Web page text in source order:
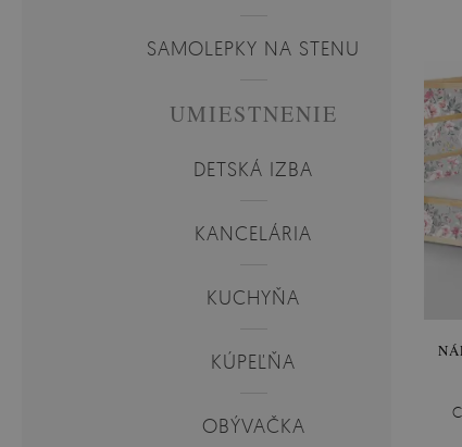
SAMOLEPKY NA STENU
UMIESTNENIE
DETSKÁ IZBA
KANCELÁRIA
KUCHYŇA
KÚPEĽŇA
OBÝVAČKA